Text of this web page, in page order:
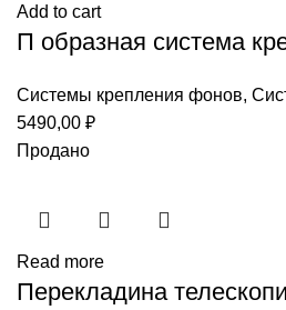
Add to cart
П образная система
Системы крепления фонов,
5490,00 ₽
Продано
Read more
Перекладина